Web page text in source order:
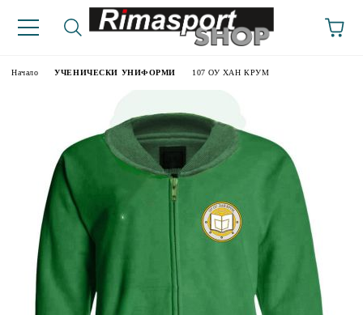
Начало УЧЕНИЧЕСКИ УНИФОРМИ 107 ОУ ХАН КРУМ